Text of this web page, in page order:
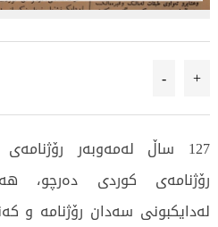
+
-
127 ساڵ لەمەوبەر
رۆژنامەی كوردی دەرچو،
لەدایكبونی سەدان رۆژنامە و